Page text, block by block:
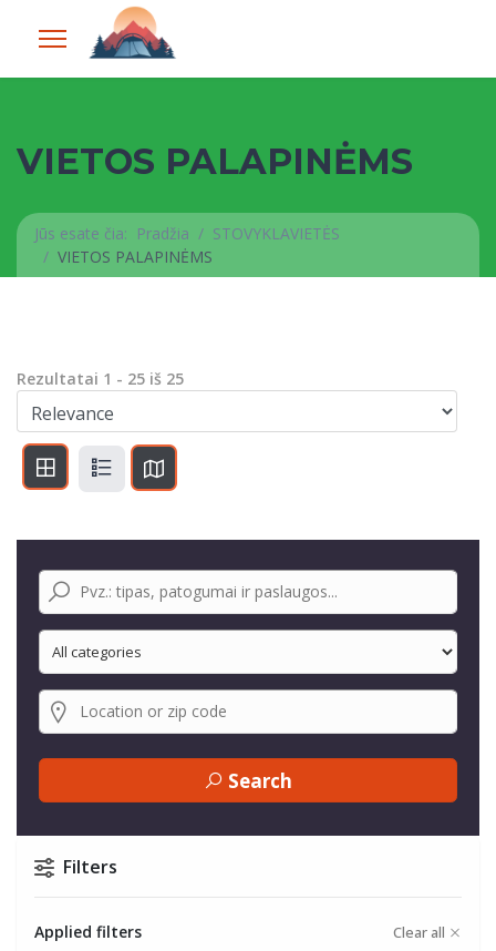
VIETOS PALAPINĖMS
Jūs esate čia: Pradžia
STOVYKLAVIETĖS
VIETOS PALAPINĖMS
Rezultatai 1 - 25 iš 25
Search
Filters
Applied filters Clear all